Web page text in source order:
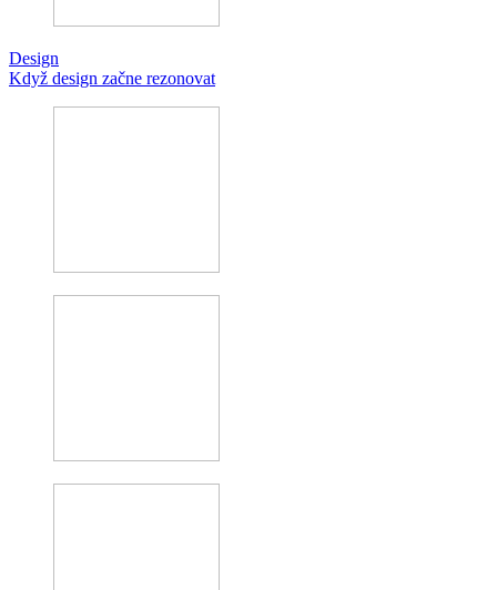
Design
Když design začne rezonovat